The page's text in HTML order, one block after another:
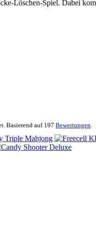
Löschen-Spiel. Dabei
Basierend auf 197 Bewertungen